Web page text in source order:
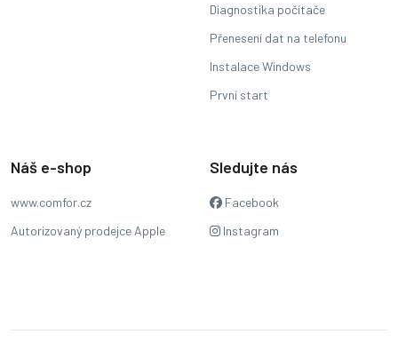
Diagnostika počítače
Přenesení dat na telefonu
Instalace Windows
První start
Náš e-shop
www.comfor.cz
Autorizovaný prodejce Apple
Sledujte nás
Facebook
Instagram